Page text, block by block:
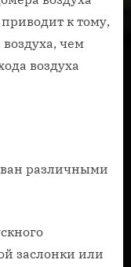
двигателе
автомобиля
к тому,
чем
воздуха
различными
заслонки или